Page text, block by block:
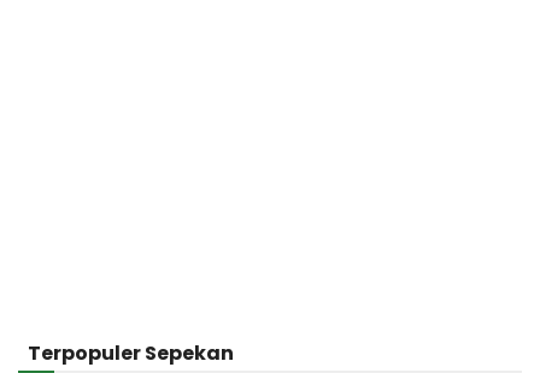
Terpopuler Sepekan